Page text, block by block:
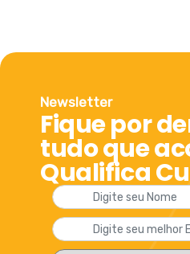
Newsletter
Fique por
tudo que
Qualifica